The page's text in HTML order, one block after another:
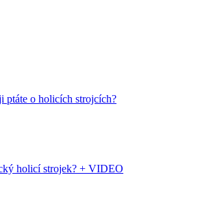
ptáte o holicích strojcích?
holicí strojek? + VIDEO